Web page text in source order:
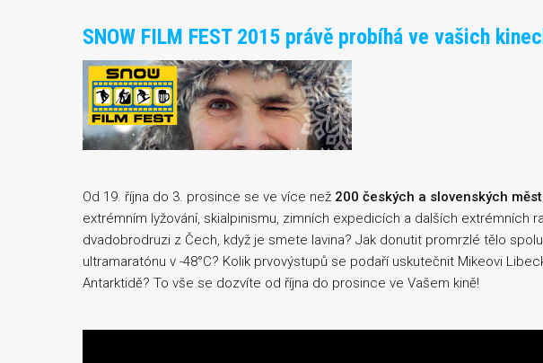
SNOW FILM FEST 2015 právě probíhá ve vašich
Od 19. října do 3. prosince se ve více než 200 českých a slovenských
extrémním lyžování, skialpinismu, zimních expedicích a dalších extrémních
dvadobrodruzi z Čech, když je smete lavina? Jak donutit promrzlé tělo
ultramaratónu v -48°C? Kolik prvovýstupů se podaří uskutečnit Mikeovi
Antarktidě? To vše se dozvíte od října do prosince ve Vašem kině!